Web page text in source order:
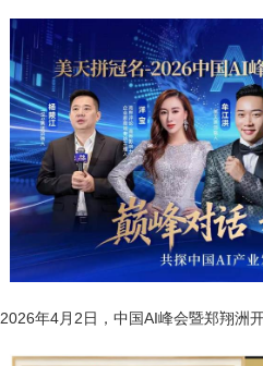
2026年4月2日，中国AI峰会暨郑翔洲